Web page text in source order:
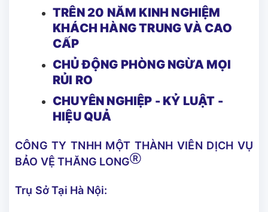
TRÊN 20 NĂM KINH NGHIỆM
KHÁCH HÀNG TRUNG VÀ CAO
CẤP
CHỦ ĐỘNG PHÒNG NGỪA MỌI
RỦI RO
CHUYÊN NGHIỆP - KỶ LUẬT -
HIỆU QUẢ
CÔNG TY TNHH MỘT THÀNH VIÊN DỊCH VỤ
BẢO VỆ THĂNG LONGⓇ
Trụ Sở Tại Hà Nội: